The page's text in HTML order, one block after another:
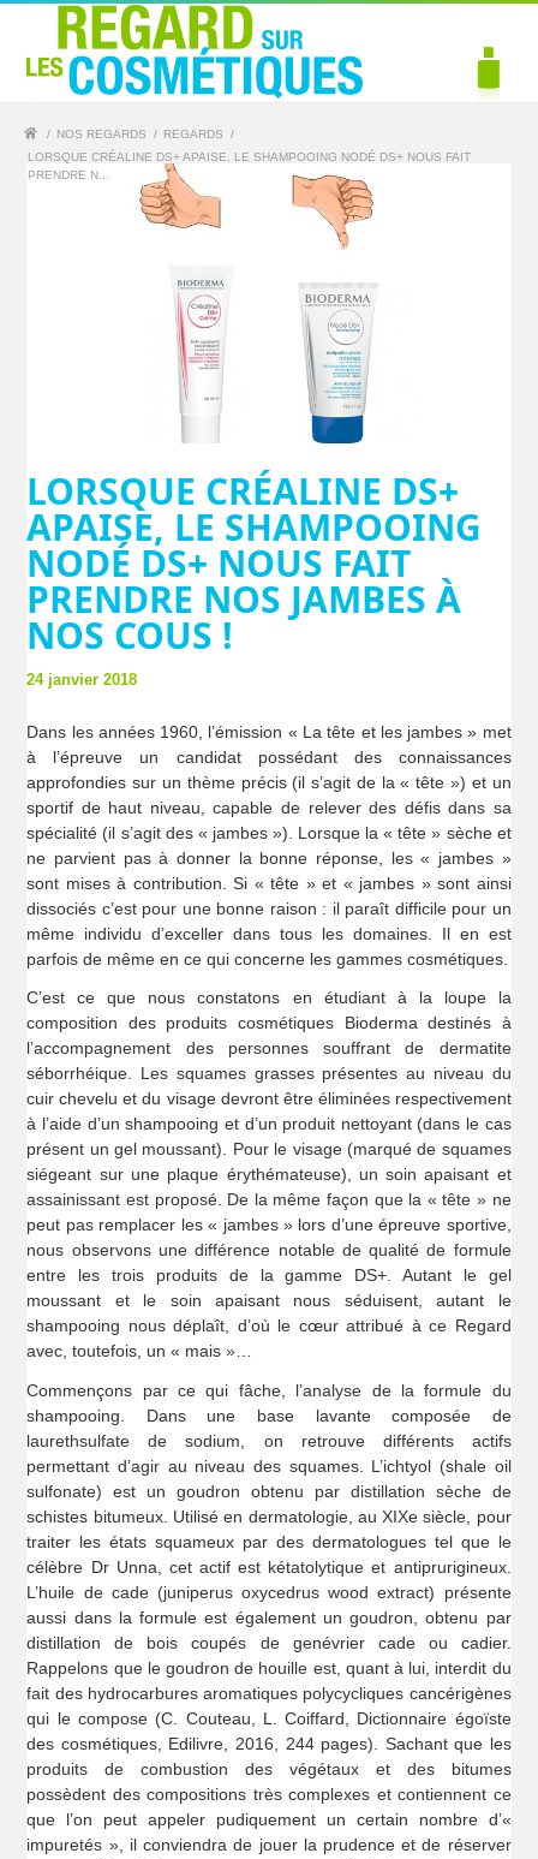
/ NOS REGARDS / REGARDS
/
LORSQUE CRÉALINE DS+ APAISE, LE SHAMPOOING NODÉ DS+ NOUS FAIT
PRENDRE N...
LORSQUE CRÉALINE DS+
APAISE, LE SHAMPOOING
NODÉ DS+ NOUS FAIT
PRENDRE NOS JAMBES À
NOS COUS !
24 janvier 2018
Dans les années 1960, l’émission « La tête et les jambes » met
à l’épreuve un candidat possédant des connaissances
approfondies sur un thème précis (il s’agit de la « tête ») et un
sportif de haut niveau, capable de relever des défis dans sa
spécialité (il s’agit des « jambes »). Lorsque la « tête » sèche et
ne parvient pas à donner la bonne réponse, les « jambes »
sont mises à contribution. Si « tête » et « jambes » sont ainsi
dissociés c’est pour une bonne raison : il paraît difficile pour un
même individu d’exceller dans tous les domaines. Il en est
parfois de même en ce qui concerne les gammes cosmétiques.
C’est ce que nous constatons en étudiant à la loupe la
composition des produits cosmétiques Bioderma destinés à
l’accompagnement des personnes souffrant de dermatite
séborrhéique. Les squames grasses présentes au niveau du
cuir chevelu et du visage devront être éliminées respectivement
à l’aide d’un shampooing et d’un produit nettoyant (dans le cas
présent un gel moussant). Pour le visage (marqué de squames
siégeant sur une plaque érythémateuse), un soin apaisant et
assainissant est proposé. De la même façon que la « tête » ne
peut pas remplacer les « jambes » lors d’une épreuve sportive,
nous observons une différence notable de qualité de formule
entre les trois produits de la gamme DS+. Autant le gel
moussant et le soin apaisant nous séduisent, autant le
shampooing nous déplaît, d’où le cœur attribué à ce Regard
avec, toutefois, un « mais »…
Commençons par ce qui fâche, l’analyse de la formule du
shampooing. Dans une base lavante composée de
laurethsulfate de sodium, on retrouve différents actifs
permettant d’agir au niveau des squames. L’ichtyol (shale oil
sulfonate) est un goudron obtenu par distillation sèche de
schistes bitumeux. Utilisé en dermatologie, au XIXe siècle, pour
traiter les états squameux par des dermatologues tel que le
célèbre Dr Unna, cet actif est kétatolytique et antiprurigineux.
L’huile de cade (juniperus oxycedrus wood extract) présente
aussi dans la formule est également un goudron, obtenu par
distillation de bois coupés de genévrier cade ou cadier.
Rappelons que le goudron de houille est, quant à lui, interdit du
fait des hydrocarbures aromatiques polycycliques cancérigènes
qui le compose (C. Couteau, L. Coiffard, Dictionnaire égoïste
des cosmétiques, Edilivre, 2016, 244 pages). Sachant que les
produits de combustion des végétaux et des bitumes
possèdent des compositions très complexes et contiennent ce
que l’on peut appeler pudiquement un certain nombre d’«
impuretés », il conviendra de jouer la prudence et de réserver